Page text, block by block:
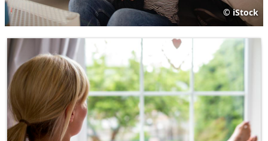
© iStock